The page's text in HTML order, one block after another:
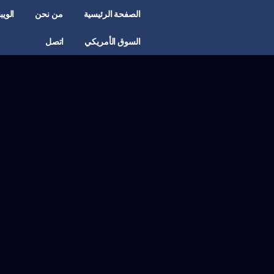
الصفحة الرئيسية من نحن
السوق الأمريكي اتصل